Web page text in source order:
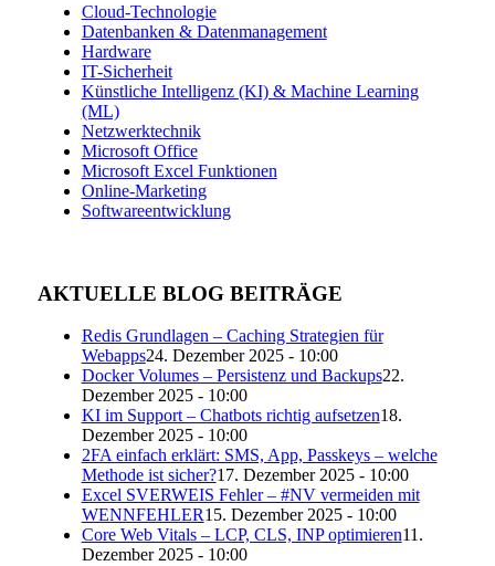
Cloud-Technologie
Datenbanken & Datenmanagement
Hardware
IT-Sicherheit
Künstliche Intelligenz (KI) & Machine Learning
(ML)
Netzwerktechnik
Microsoft Office
Microsoft Excel Funktionen
Online-Marketing
Softwareentwicklung
AKTUELLE BLOG BEITRÄGE
Redis Grundlagen – Caching Strategien für
Webapps24. Dezember 2025 - 10:00
Docker Volumes – Persistenz und Backups22.
Dezember 2025 - 10:00
KI im Support – Chatbots richtig aufsetzen18.
Dezember 2025 - 10:00
2FA einfach erklärt: SMS, App, Passkeys – welche
Methode ist sicher?17. Dezember 2025 - 10:00
Excel SVERWEIS Fehler – #NV vermeiden mit
WENNFEHLER15. Dezember 2025 - 10:00
Core Web Vitals – LCP, CLS, INP optimieren11.
Dezember 2025 - 10:00